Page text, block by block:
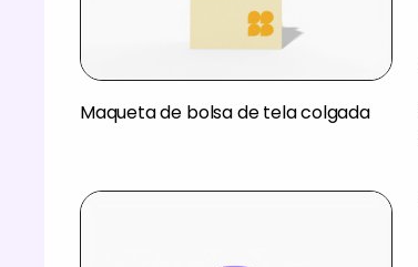
Maqueta de bolsa de tela colgada